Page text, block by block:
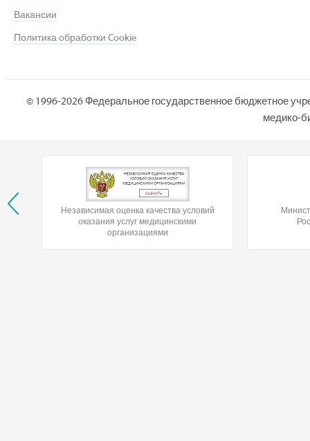
Вакансии
Политика обработки Cookie
© 1996-2026 Федеральное государственное бюджетное
медико-
Независимая оценка качества условий
оказания услуг медицинскими
организациями